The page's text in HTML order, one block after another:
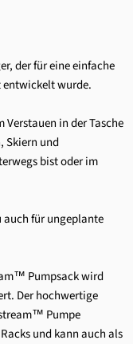
der für eine einfache
wurde.
Verstauen in der Tasche
Skiern und
bist oder im
auch für ungeplante
Pumpsack wird
Der hochwertige
Pumpe
und kann auch als